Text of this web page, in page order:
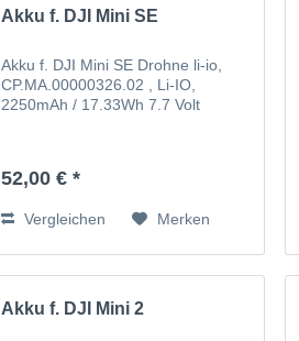
Akku f. DJI Mini SE
Akku f. DJI Mini SE Drohne li-io,
CP.MA.00000326.02 , Li-IO,
2250mAh / 17.33Wh 7.7 Volt
52,00 € *
Vergleichen Merken
Akku f. DJI Mini 2